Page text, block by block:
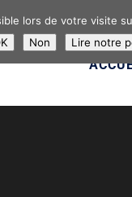
lors de votre
Non Lire notre